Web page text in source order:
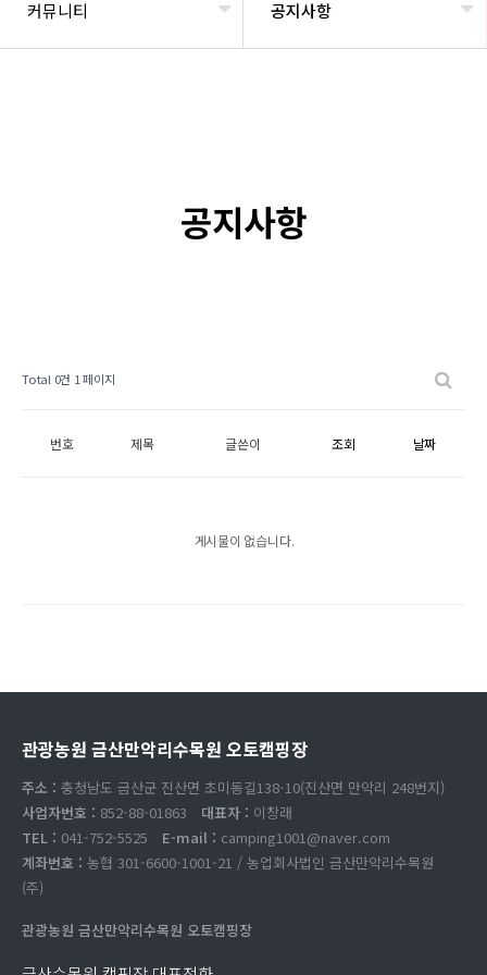
커뮤니티 공지사항
공지사항
Total 0건 1 페이지
번호 제목 글쓴이 조회 날짜
게시물이 없습니다.
관광농원 금산만악리수목원 오토캠핑장
주소 : 충청남도 금산군 진산면 초미동길138-10(진산면 만악리 248번지)
사업자번호 : 852-88-01863 대표자 : 이창래
TEL : 041-752-5525 E-mail : camping1001@naver.com
계좌번호 : 농협 301-6600-1001-21 / 농업회사법인 금산만악리수목원
(주)
관광농원 금산만악리수목원 오토캠핑장